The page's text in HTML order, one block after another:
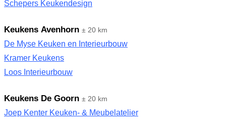
Schepers Keukendesign
Keukens Avenhorn ± 20 km
De Myse Keuken en Interieurbouw
Kramer Keukens
Loos Interieurbouw
Keukens De Goorn ± 20 km
Joep Kenter Keuken- & Meubelatelier